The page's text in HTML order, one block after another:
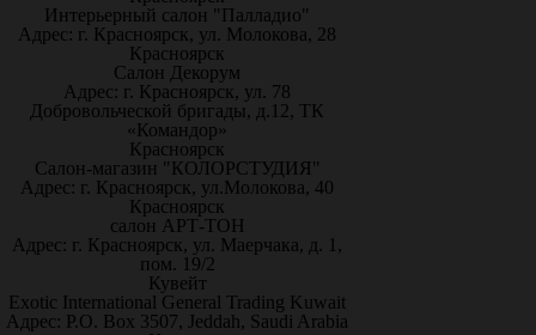
Интерьерный салон "Палладио"
Адрес: г. Красноярск, ул. Молокова, 28
Красноярск
Салон Декорум
Адрес: г. Красноярск, ул. 78
Добровольческой бригады, д.12, ТК
«Командор»
Красноярск
Салон-магазин "КОЛОРСТУДИЯ"
Адрес: г. Красноярск, ул.Молокова, 40
Красноярск
салон АРТ-ТОН
Адрес: г. Красноярск, ул. Маерчака, д. 1,
пом. 19/2
Кувейт
Exotic International General Trading Kuwait
Адрес: P.O. Box 3507, Jeddah, Saudi Arabia